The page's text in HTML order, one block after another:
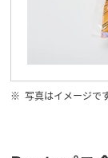
写真はイメージです